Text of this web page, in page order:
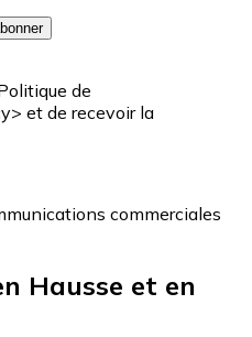
de
et de recevoir la
commerciales
Hausse et en